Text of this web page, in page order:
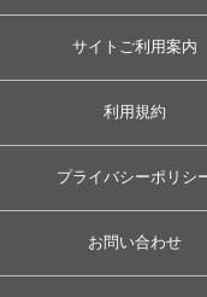
サイトご利用案内
利用規約
プライバシーポリシ
お問い合わせ